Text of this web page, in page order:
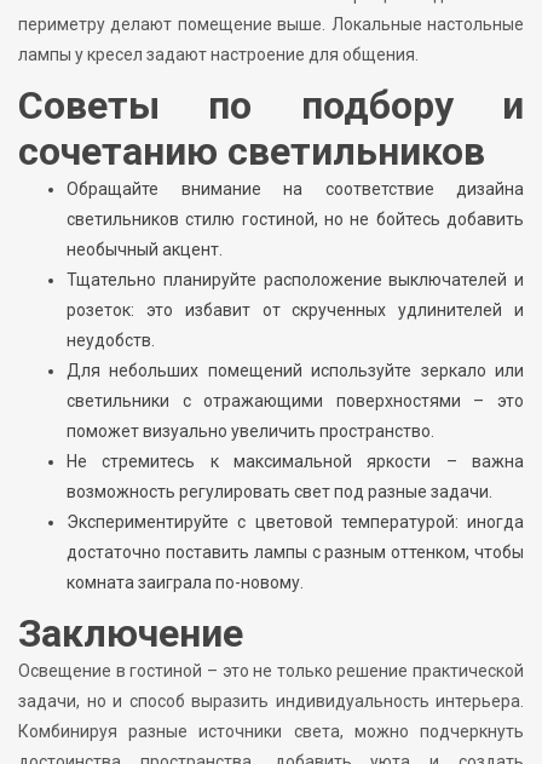
периметру делают помещение выше. Локальные настольные
лампы у кресел задают настроение для общения.
Советы по подбору и
сочетанию светильников
Обращайте внимание на соответствие дизайна
светильников стилю гостиной, но не бойтесь добавить
необычный акцент.
Тщательно планируйте расположение выключателей и
розеток: это избавит от скрученных удлинителей и
неудобств.
Для небольших помещений используйте зеркало или
светильники с отражающими поверхностями – это
поможет визуально увеличить пространство.
Не стремитесь к максимальной яркости – важна
возможность регулировать свет под разные задачи.
Экспериментируйте с цветовой температурой: иногда
достаточно поставить лампы с разным оттенком, чтобы
комната заиграла по-новому.
Заключение
Освещение в гостиной – это не только решение практической
задачи, но и способ выразить индивидуальность интерьера.
Комбинируя разные источники света, можно подчеркнуть